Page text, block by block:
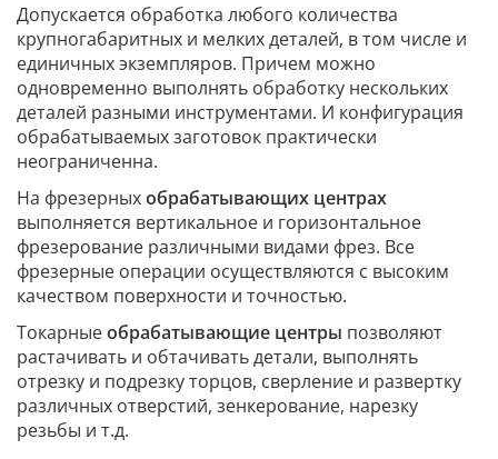
Допускается обработка любого количества
крупногабаритных и мелких деталей, в том числе и
единичных экземпляров. Причем можно
одновременно выполнять обработку нескольких
деталей разными инструментами. И конфигурация
обрабатываемых заготовок практически
неограниченна.
На фрезерныхобрабатывающих центрах
выполняется вертикальное и горизонтальное
фрезерование различными видами фрез. Все
фрезерные операции осуществляются с высоким
качеством поверхности и точностью.
Токарныеобрабатывающие центры позволяют
растачивать и обтачивать детали, выполнять
отрезку и подрезку торцов, сверление и развертку
различных отверстий, зенкерование, нарезку
резьбы и т.д.